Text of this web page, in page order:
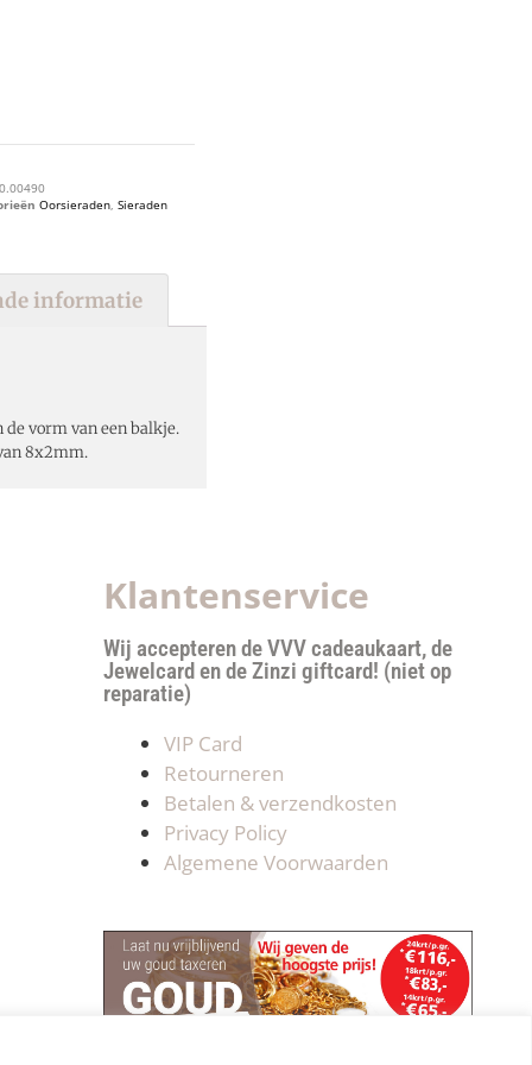
Oorsieraden, Sieraden
informatie
vorm van een balkje.
8x2mm.
Klantenservice
Wij accepteren de VVV cadeaukaart, de
Jewelcard en de Zinzi giftcard! (niet op
reparatie)
VIP Card
Retourneren
Betalen & verzendkosten
Privacy Policy
Algemene Voorwaarden